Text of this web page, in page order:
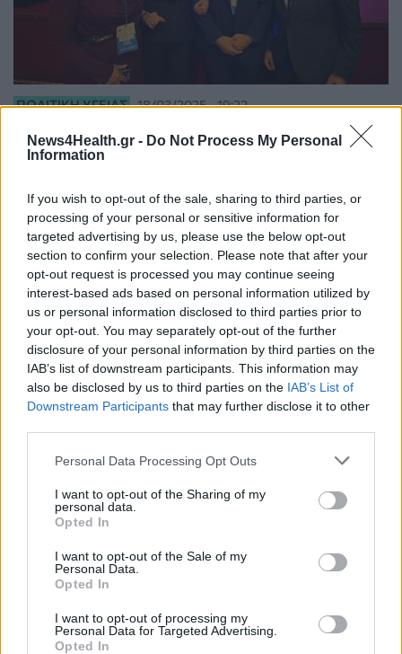
News4Health.gr - Do Not Process My Personal
Information
If you wish to opt-out of the sale, sharing to third parties, or
processing of your personal or sensitive information for
targeted advertising by us, please use the below opt-out
section to confirm your selection. Please note that after your
opt-out request is processed you may continue seeing
interest-based ads based on personal information utilized by
us or personal information disclosed to third parties prior to
your opt-out. You may separately opt-out of the further
disclosure of your personal information by third parties on the
IAB’s list of downstream participants. This information may
also be disclosed by us to third parties on the IAB’s List of
Downstream Participants that may further disclose it to other
Personal Data Processing Opt Outs
I want to opt-out of the Sharing of my
personal data.
Opted In
I want to opt-out of the Sale of my
Personal Data.
Opted In
I want to opt-out of processing my
Personal Data for Targeted Advertising.
Opted In
ΠΟΛΙΤΙΚΉ ΥΓΕΊΑΣ 18/03/2025 - 19:22
Στο European Health Data Space για το μέλλον
των δεδομένων υγείας στην Ευρώπη ο Αγγελής
PHARMA POLICY 17/02/2025 - 07:00
ΙΦΕΤ: Ψηφιακός μετασχηματισμός και
εξοικονόμηση 48 εκατ. ευρώ σε 630 κωδικούς το